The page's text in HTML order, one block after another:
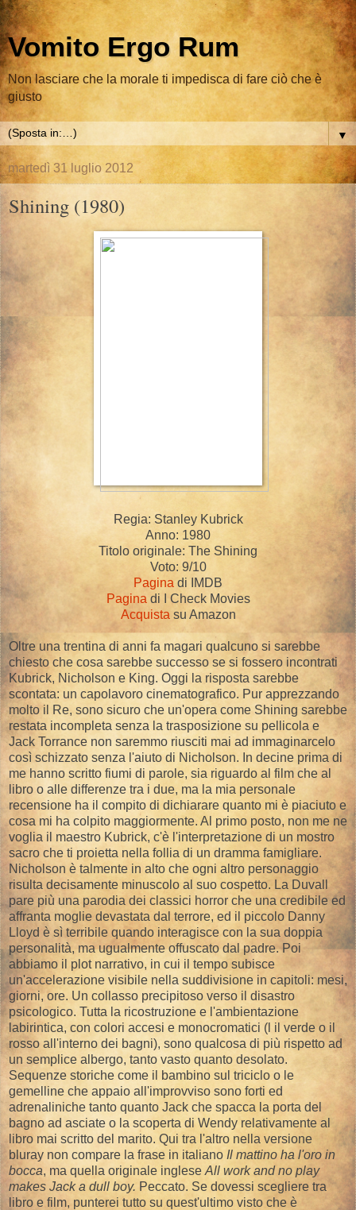
Vomito Ergo Rum
Non lasciare che la morale ti impedisca di fare ciò che è
giusto
▼
martedì 31 luglio 2012
Shining (1980)
Regia: Stanley Kubrick
Anno: 1980
Titolo originale: The Shining
Voto: 9/10
Pagina di IMDB
Pagina di I Check Movies
Acquista su Amazon
Oltre una trentina di anni fa magari qualcuno si sarebbe
chiesto che cosa sarebbe successo se si fossero incontrati
Kubrick, Nicholson e King. Oggi la risposta sarebbe
scontata: un capolavoro cinematografico. Pur apprezzando
molto il Re, sono sicuro che un'opera come Shining sarebbe
restata incompleta senza la trasposizione su pellicola e
Jack Torrance non saremmo riusciti mai ad immaginarcelo
così schizzato senza l'aiuto di Nicholson. In decine prima di
me hanno scritto fiumi di parole, sia riguardo al film che al
libro o alle differenze tra i due, ma la mia personale
recensione ha il compito di dichiarare quanto mi è piaciuto e
cosa mi ha colpito maggiormente. Al primo posto, non me ne
voglia il maestro Kubrick, c'è l'interpretazione di un mostro
sacro che ti proietta nella follia di un dramma famigliare.
Nicholson è talmente in alto che ogni altro personaggio
risulta decisamente minuscolo al suo cospetto. La Duvall
pare più una parodia dei classici horror che una credibile ed
affranta moglie devastata dal terrore, ed il piccolo Danny
Lloyd è sì terribile quando interagisce con la sua doppia
personalità, ma ugualmente offuscato dal padre. Poi
abbiamo il plot narrativo, in cui il tempo subisce
un'accelerazione visibile nella suddivisione in capitoli: mesi,
giorni, ore. Un collasso precipitoso verso il disastro
psicologico. Tutta la ricostruzione e l'ambientazione
labirintica, con colori accesi e monocromatici (l il verde o il
rosso all'interno dei bagni), sono qualcosa di più rispetto ad
un semplice albergo, tanto vasto quanto desolato.
Sequenze storiche come il bambino sul triciclo o le
gemelline che appaio all'improvviso sono forti ed
adrenaliniche tanto quanto Jack che spacca la porta del
bagno ad asciate o la scoperta di Wendy relativamente al
libro mai scritto del marito. Qui tra l'altro nella versione
bluray non compare la frase in italiano Il mattino ha l'oro in
bocca, ma quella originale inglese All work and no play
makes Jack a dull boy. Peccato. Se dovessi scegliere tra
libro e film, punterei tutto su quest'ultimo visto che è